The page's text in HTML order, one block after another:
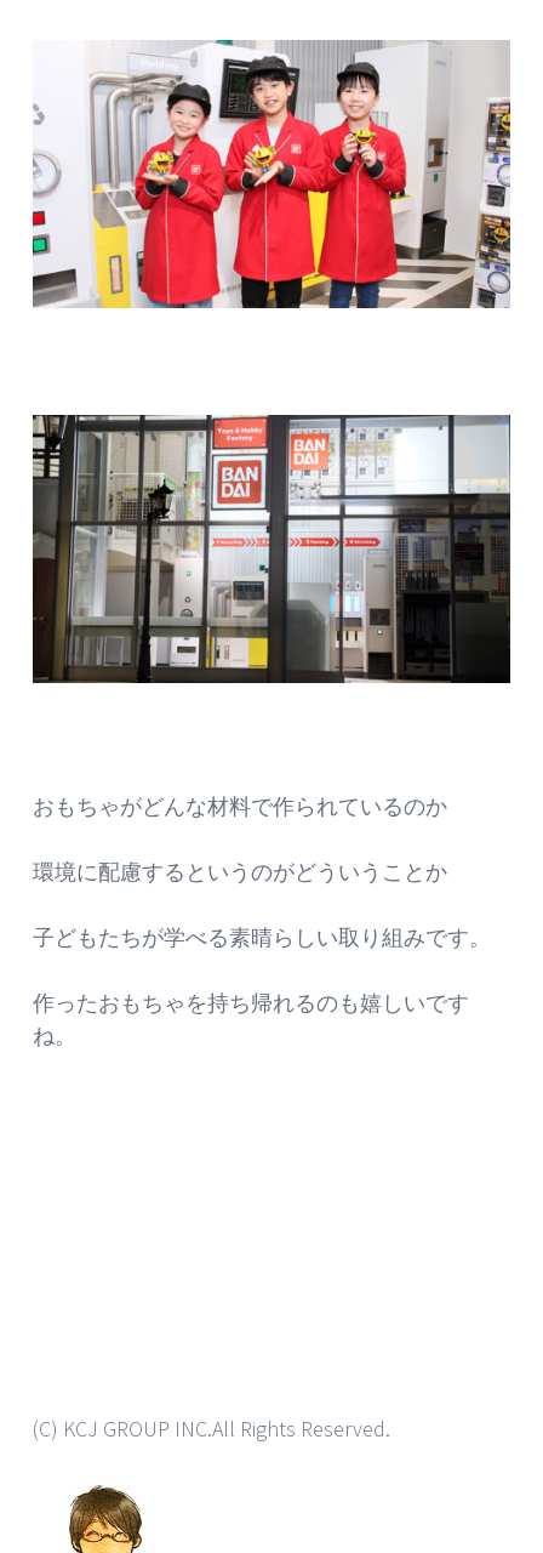
おもちゃがどんな材料で作られているのか
環境に配慮するというのがどういうことか
子どもたちが学べる素晴らしい取り組みです。
作ったおもちゃを持ち帰れるのも嬉しいです
ね。
(C) KCJ GROUP INC.All Rights Reserved.